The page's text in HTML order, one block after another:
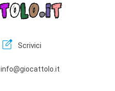
edit_square Scrivici
info@giocattolo.it